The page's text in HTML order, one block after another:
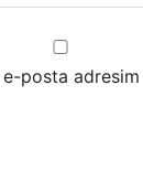
posta